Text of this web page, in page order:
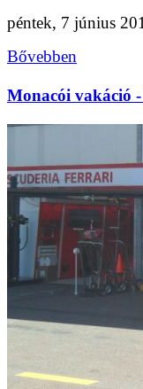
péntek, 7 június
Bővebben
Monacói vakáció